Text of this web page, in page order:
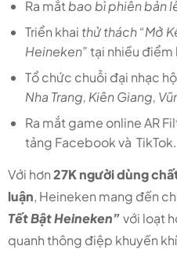
Ra mắtbao bì phiên bản
Triển khai thử thách “Mở
Heineken”tại nhiều điểm
Tổ chức chuỗi đại nhạc
Nha Trang, Kiên Giang,
Ra mắt game online AR
tảng Facebook và TikTok.
Với hơn27K người dùng
luận, Heineken mang đến
Tết Bật Heineken”với loạt
quanh thông điệp khuyến